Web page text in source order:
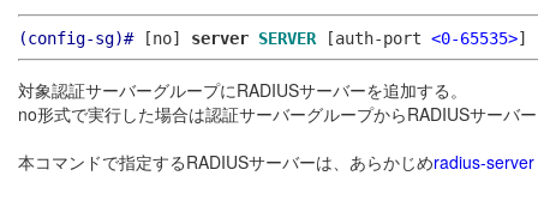
(config-sg)#[no] server SERVER [auth-port <0-65535>]
対象認証サーバーグループにRADIUSサーバーを追加する。
no形式で実行した場合は認証サーバーグループからRADIUSサーバ
本コマンドで指定するRADIUSサーバーは、あらかじめradius-